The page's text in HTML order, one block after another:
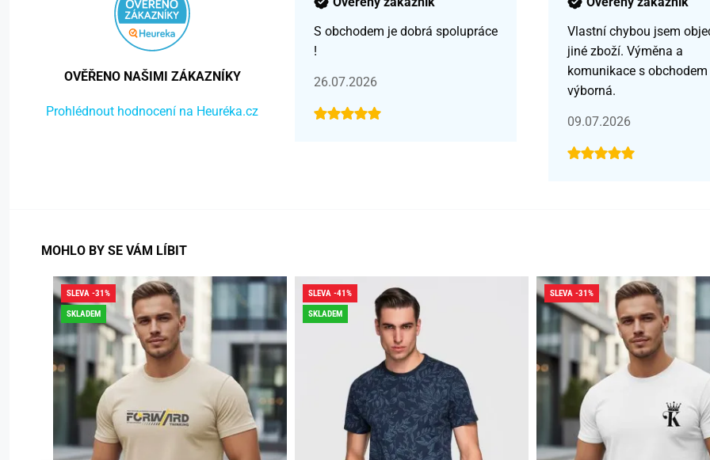
OVĚŘENO NAŠIMI ZÁKAZNÍKY
Prohlédnout hodnocení na Heuréka.cz
S obchodem je dobrá spolupráce
!
26.07.2026
Vlastní chybou jsem
jiné zboží. Výměna a
komunikace s obchodem
výborná.
09.07.2026
MOHLO BY SE VÁM LÍBIT
SLEVA -31%
SKLADEM
SLEVA -41%
SKLADEM
SLEVA -31%